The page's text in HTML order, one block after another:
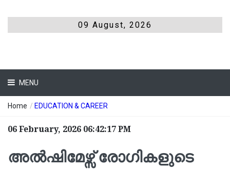
09 August, 2026
MENU
Home / EDUCATION & CAREER
06 February, 2026 06:42:17 PM
അല്‍ഷിമേഴ്സ് രോഗികളുടെ